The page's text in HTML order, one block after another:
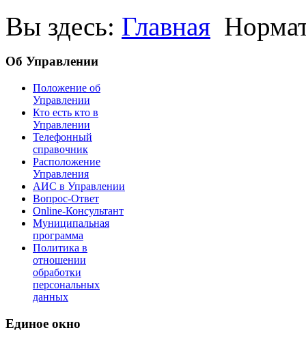
Вы здесь: Главная
Об Управлении
Положение об
Управлении
Кто есть кто в
Управлении
Телефонный
справочник
Расположение
Управления
АИС в Управлении
Вопрос-Ответ
Online-Консультант
Муниципальная
программа
Политика в
отношении
обработки
персональных
данных
Единое окно